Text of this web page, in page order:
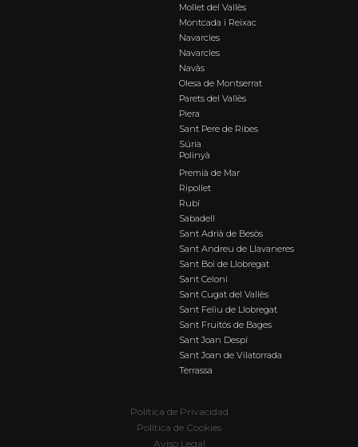
Mollet del Vallès
Montcada i Reixac
Navarcles
Navarcles
Navàs
Olesa de Montserrat
Parets del Vallès
Piera
Sant Pere de Ribes
Súria
Polinyà
Premià de Mar
Ripollet
Rubí
Sabadell
Sant Adrià de Besòs
Sant Andreu de Llavaneres
Sant Boi de Llobregat
Sant Celoni
Sant Cugat del Vallès
Sant Feliu de Llobregat
Sant Fruitós de Bages
Sant Joan Despí
Sant Joan de Vilatorrada
Terrassa
Política de Privacidad
Política de Cookies
Aviso Legal